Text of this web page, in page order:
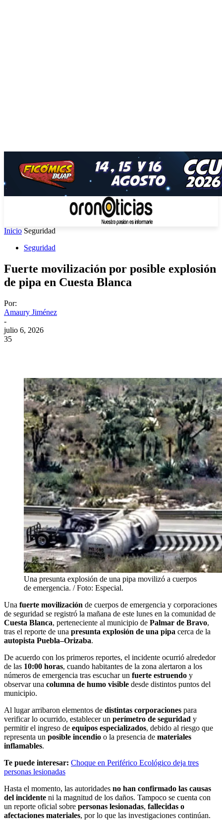
Inicio Seguridad
Seguridad
Fuerte movilización por posible explosión
de pipa en Cuesta Blanca
Por:
Amaury Jiménez
-
julio 6, 2026
35
Una presunta explosión de una pipa movilizó a cuerpos
de emergencia. / Foto: Especial.
Una fuerte movilización de cuerpos de emergencia y corporaciones
de seguridad se registró la mañana de este lunes en la comunidad de
Cuesta Blanca, perteneciente al municipio de Palmar de Bravo,
tras el reporte de una presunta explosión de una pipa cerca de la
autopista Puebla–Orizaba.
De acuerdo con los primeros reportes, el incidente ocurrió alrededor
de las 10:00 horas, cuando habitantes de la zona alertaron a los
números de emergencia tras escuchar un fuerte estruendo y
observar una columna de humo visible desde distintos puntos del
municipio.
Al lugar arribaron elementos de distintas corporaciones para
verificar lo ocurrido, establecer un perímetro de seguridad y
permitir el ingreso de equipos especializados, debido al riesgo que
representa un posible incendio o la presencia de materiales
inflamables.
Te puede interesar: Choque en Periférico Ecológico deja tres
personas lesionadas
Hasta el momento, las autoridades no han confirmado las causas
del incidente ni la magnitud de los daños. Tampoco se cuenta con
un reporte oficial sobre personas lesionadas, fallecidas o
afectaciones materiales, por lo que las investigaciones continúan.